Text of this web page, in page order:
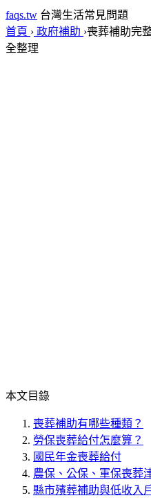
faqs.tw 台灣生活常見問題
首頁 › 政府補助 ›喪葬補助完
全整理
本文目錄
喪葬補助有哪些種類？
勞保喪葬給付怎麼算？
國民年金喪葬給付
農保、公保、軍保喪葬
縣市殯葬補助與低收入